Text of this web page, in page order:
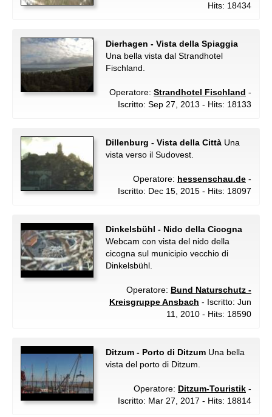
Hits: 18434
Dierhagen - Vista della Spiaggia
Una bella vista dal Strandhotel
Fischland.
Operatore: Strandhotel Fischland -
Iscritto: Sep 27, 2013 - Hits: 18133
Dillenburg - Vista della Città Una
vista verso il Sudovest.
Operatore: hessenschau.de -
Iscritto: Dec 15, 2015 - Hits: 18097
Dinkelsbühl - Nido della Cicogna
Webcam con vista del nido della
cicogna sul municipio vecchio di
Dinkelsbühl.
Operatore: Bund Naturschutz -
Kreisgruppe Ansbach - Iscritto: Jun
11, 2010 - Hits: 18590
Ditzum - Porto di Ditzum Una bella
vista del porto di Ditzum.
Operatore: Ditzum-Touristik -
Iscritto: Mar 27, 2017 - Hits: 18814